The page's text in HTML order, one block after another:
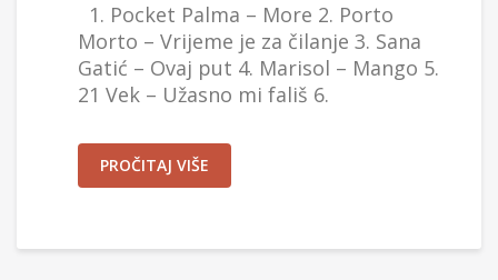
1. Pocket Palma – More 2. Porto
Morto – Vrijeme je za čilanje 3. Sana
Gatić – Ovaj put 4. Marisol – Mango 5.
21 Vek – Užasno mi fališ 6.
PROČITAJ VIŠE